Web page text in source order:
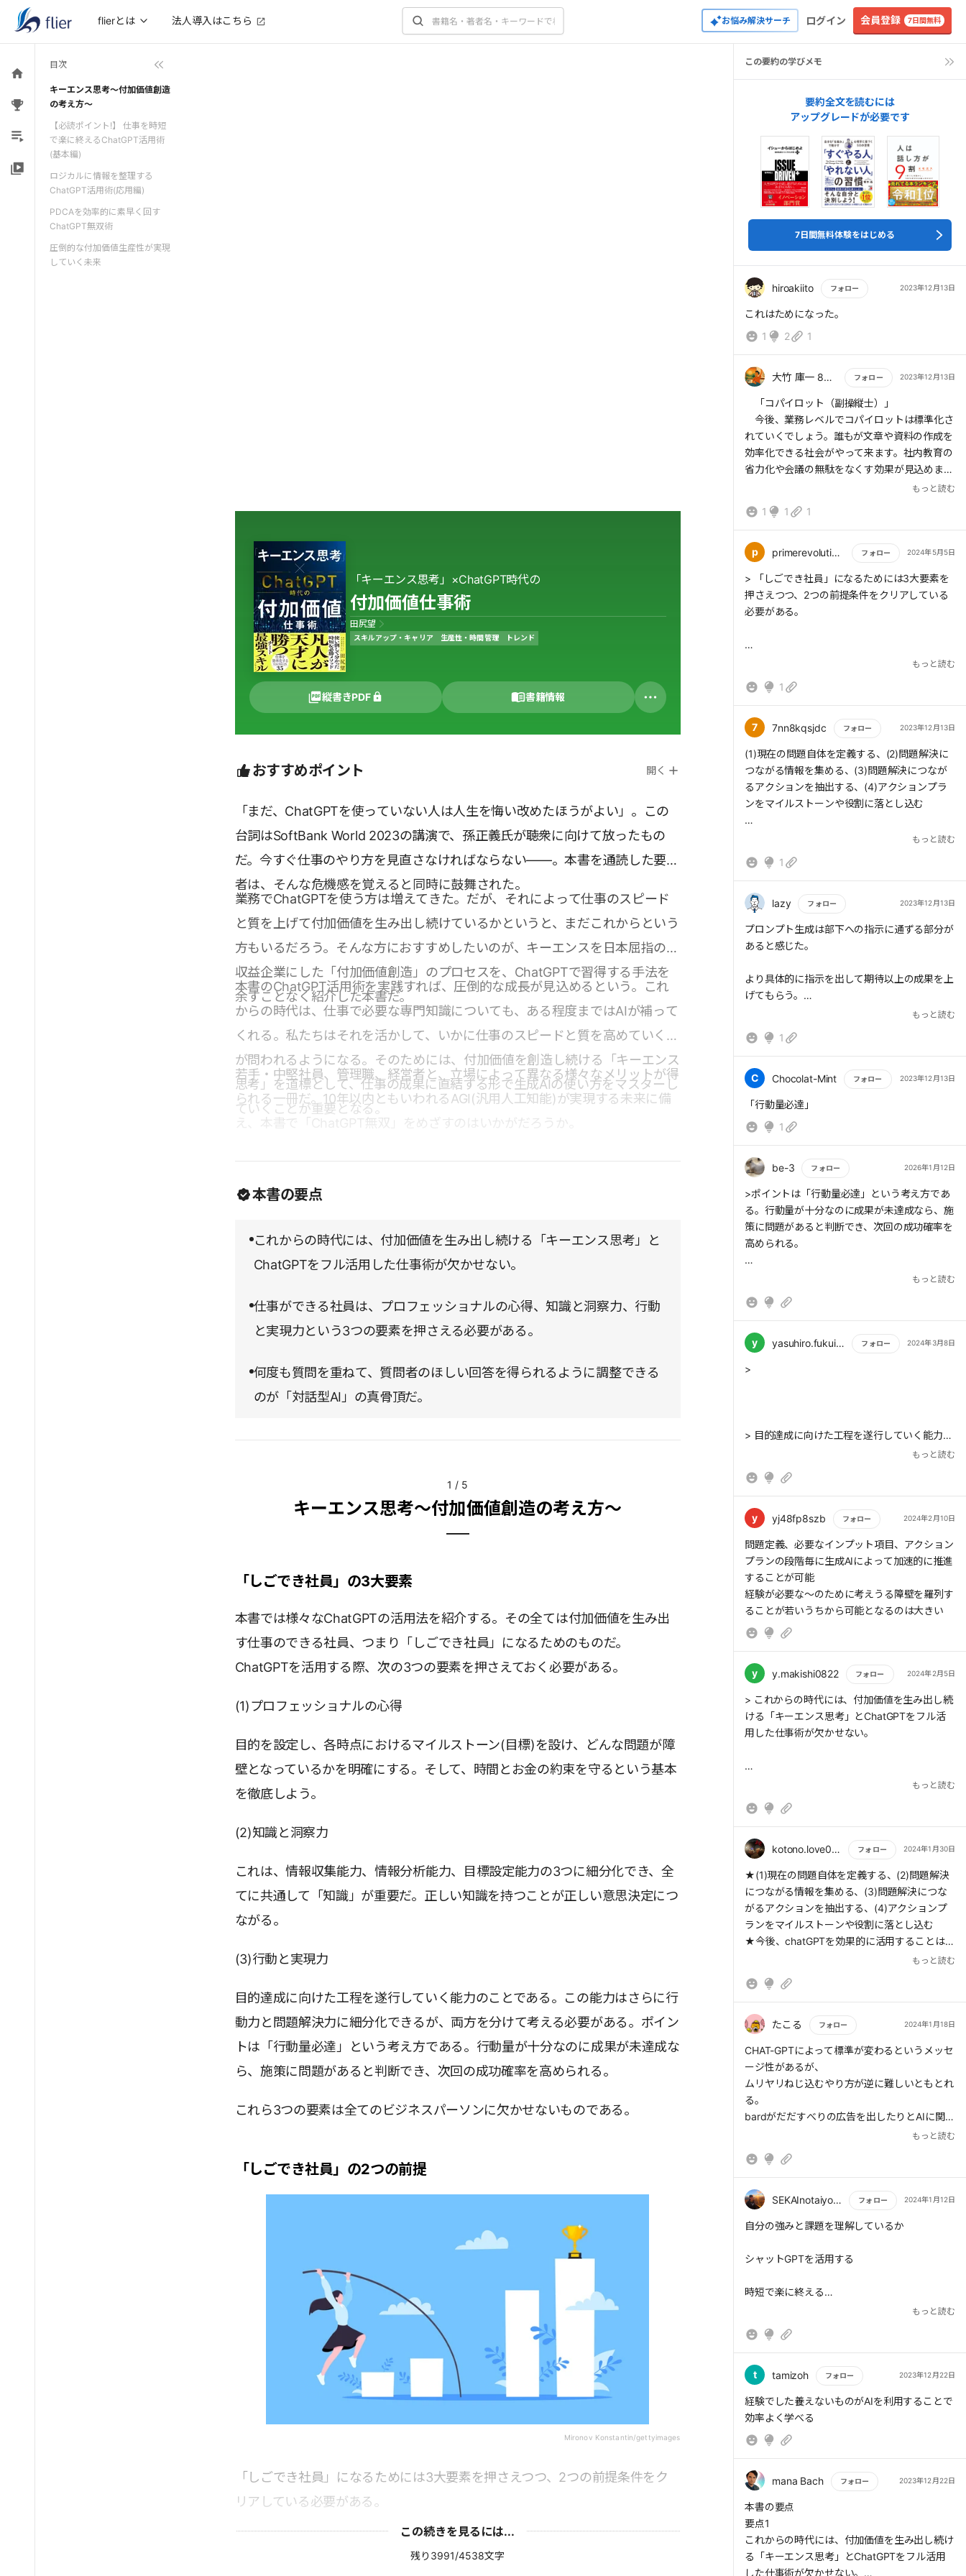
flierとは 法人導入はこちら お悩み解決サーチ ログイン 会員登録 7日間無料
目次
キーエンス思考～付加価値創造
の考え方～
【必読ポイント!】 仕事を時短
で楽に終えるChatGPT活用術
(基本編)
ロジカルに情報を整理する
ChatGPT活用術(応用編)
PDCAを効率的に素早く回す
ChatGPT無双術
圧倒的な付加価値生産性が実現
していく未来
「キーエンス思考」×ChatGPT時代の
付加価値仕事術
田尻望
スキルアップ・キャリア 生産性・時間管理 トレンド
縦書きPDF 書籍情報
おすすめポイント 開く
「まだ、ChatGPTを使っていない人は人生を悔い改めたほうがよい」。この
台詞はSoftBank World 2023の講演で、孫正義氏が聴衆に向けて放ったもの
だ。今すぐ仕事のやり方を見直さなければならない――。本書を通読した要約
者は、そんな危機感を覚えると同時に鼓舞された。
業務でChatGPTを使う方は増えてきた。だが、それによって仕事のスピード
と質を上げて付加価値を生み出し続けているかというと、まだこれからという
方もいるだろう。そんな方におすすめしたいのが、キーエンスを日本屈指の高
収益企業にした「付加価値創造」のプロセスを、ChatGPTで習得する手法を
余すことなく紹介した本書だ。
本書のChatGPT活用術を実践すれば、圧倒的な成長が見込めるという。これ
からの時代は、仕事で必要な専門知識についても、ある程度まではAIが補って
くれる。私たちはそれを活かして、いかに仕事のスピードと質を高めていくか
が問われるようになる。そのためには、付加価値を創造し続ける「キーエンス
思考」を道標として、仕事の成果に直結する形で生成AIの使い方をマスターし
ていくことが重要となる。
若手・中堅社員、管理職、経営者と、立場によって異なる様々なメリットが得
られる一冊だ。10年以内ともいわれるAGI(汎用人工知能)が実現する未来に備
え、本書で「ChatGPT無双」をめざすのはいかがだろうか。
本書の要点
これからの時代には、付加価値を生み出し続ける「キーエンス思考」と
ChatGPTをフル活用した仕事術が欠かせない。
仕事ができる社員は、プロフェッショナルの心得、知識と洞察力、行動
と実現力という3つの要素を押さえる必要がある。
何度も質問を重ねて、質問者のほしい回答を得られるように調整できる
のが「対話型AI」の真骨頂だ。
1 / 5
キーエンス思考～付加価値創造の考え方～
「しごでき社員」の3大要素
本書では様々なChatGPTの活用法を紹介する。その全ては付加価値を生み出
す仕事のできる社員、つまり「しごでき社員」になるためのものだ。
ChatGPTを活用する際、次の3つの要素を押さえておく必要がある。
(1)プロフェッショナルの心得
目的を設定し、各時点におけるマイルストーン(目標)を設け、どんな問題が障
壁となっているかを明確にする。そして、時間とお金の約束を守るという基本
を徹底しよう。
(2)知識と洞察力
これは、情報収集能力、情報分析能力、目標設定能力の3つに細分化でき、全
てに共通して「知識」が重要だ。正しい知識を持つことが正しい意思決定につ
ながる。
(3)行動と実現力
目的達成に向けた工程を遂行していく能力のことである。この能力はさらに行
動力と問題解決力に細分化できるが、両方を分けて考える必要がある。ポイン
トは「行動量必達」という考え方である。行動量が十分なのに成果が未達成な
ら、施策に問題があると判断でき、次回の成功確率を高められる。
これら3つの要素は全てのビジネスパーソンに欠かせないものである。
「しごでき社員」の2つの前提
Mironov Konstantin/gettyimages
「しごでき社員」になるためには3大要素を押さえつつ、2つの前提条件をク
リアしている必要がある。
この続きを見るには...
残り3991/4538文字
この要約の学びメモ
要約全文を読むには
アップグレードが必要です
7日間無料体験をはじめる
hiroakiito フォロー 2023年12月13日
もっと読む
これはためになった。
1
2 1
大竹 庫一 860×Kura フォロー 2023年12月13日
もっと読む
「コパイロット（副操縦士）」
今後、業務レベルでコパイロットは標準化さ
れていくでしょう。誰もが文章や資料の作成を
効率化できる社会がやって来ます。社内教育の
省力化や会議の無駄をなくす効果が見込めま
AGI(汎用人工知能)は、人間のような汎用的
て人間と同様の学習や問題解決の能力をもちま
ています。そうなれば、すべての分野で人間の
叡智を追い抜くでしょう。
何度も質問を重ねて、質問者が求めている回
型AIを活用して豊かな生活をしていきましょ
付加価値を生むためのハードルはChatGPT
さあ、全力で目の前にいる人を応援していき
ましょう。
もっと読む
1 1 1
p primerevolution21 フォロー 2024年5月5日
もっと読む
> 「しごでき社員」になるためには3大要素を
押さえつつ、2つの前提条件をクリアしている
必要がある。
持っているか」
> もう1つは「自分の強みと課題を理解してい
るか」だ。強みと課題を認識したうえで、弱点
は解消するか目立たない程度にし、強みを伸ば
していくことが求められる。
もっと読む
1
7 7nn8kqsjdc フォロー 2023年12月13日
もっと読む
(1)現在の問題自体を定義する、(2)問題解決に
つながる情報を集める、(3)問題解決につなが
るアクションを抽出する、(4)アクションプラ
ンをマイルストーンや役割に落とし込む
1つ目は、「売る」を革新するセールスコパイ
ティングコパイロット。そして3つ目は、「人
もっと読む
1
lazy フォロー 2023年12月13日
もっと読む
プロンプト生成は部下への指示に通ずる部分が
あると感じた。
より具体的に指示を出して期待以上の成果を上
げてもらう。
プロンプト生成を機に、教え方を意識するので
その理由を部下のせいにできなくなる。
GPTを使うために向き合わなければならない時
が来たのではないか。
もっと読む
1
C Chocolat-Mint フォロー 2023年12月13日
もっと読む
「行動量必達」
1
be-3 フォロー 2026年1月12日
もっと読む
>ポイントは「行動量必達」という考え方であ
る。行動量が十分なのに成果が未達成なら、施
策に問題があると判断でき、次回の成功確率を
高められる。
ChatGPTの使い方の部分よりも、「行動量必
行動量の目標であればコントロール可能。自分
もっと読む
y yasuhiro.fukui.hs フォロー 2024年3月8日
もっと読む
>
> 目的達成に向けた工程を遂行していく能力の
ことである。この能力はさらに行動力と問題解
要がある。ポイントは「行動量必達」という考
なら、施策に問題があると判断でき、次回の成
> 「しごでき社員」が目的を達成するために
は、問題解決の「魔法のプロセス」を知ってお
くとよい。このプロセスは次の4つから成る。
> (1)現在の問題自体を定義する、(2)問題解決
につながる情報を集める、(3)問題解決につな
がるアクションを抽出する、(4)アクションプ
ある。ここでもChatGPTが力を発揮する
務内容と状況を伝えた後、「想定される問題を
おう。自分では気づけなかった可能性を網羅し
てくれる。
> (2)の情報収集と(3)の問題解決につながるア
クション抽出においては、 ChatGPTにアイデ
け漏れを防ぐ。
> 最後に(4)のプロセスでは、提示されたアク
ションをマイルストーンに落とし込み、それぞ
れに要する期間を確認する。プロンプトをアレ
ンジすれば、担当者の割り振りの検討材料にも
もっと読む
y yj48fp8szb フォロー 2024年2月10日
もっと読む
問題定義、必要なインプット項目、アクション
プランの段階毎に生成AIによって加速的に推進
することが可能
経験が必要な〜のために考えうる障壁を羅列す
ることが若いうちから可能となるのは大きい
y y.makishi0822 フォロー 2024年2月5日
もっと読む
> これからの時代には、付加価値を生み出し続
ける「キーエンス思考」とChatGPTをフル活
用した仕事術が欠かせない。
心得、知識と洞察力、行動と実現力という3つ
> 何度も質問を重ねて、質問者のほしい回答を
得られるように調整できるのが「対話型AI」の
真骨頂だ。
知識と洞察力
情報分析能力、
目標設定能力の3つに細分化でき、全てに共通
して「知識」が重要だ。正しい知識を持つこと
が正しい意思決定につながる。
行動と実現力
目的達成に向けた工程を遂行していく能力のこ
行動力と問題解決力
に細分化できるが、両方を分けて考える必要が
ある。
という考え方である。
施策に問題があると判断でき、
> 1つは「高い業績を上げる強い意欲と情熱を
持っているか」。著者は、世の中には業績を上
げることに対する意欲が高くない人が多いよう
なすだけの人の選択肢(自由)はどんどん狭まっ
ていく。自らの選択肢の幅を広げるためにも業
績を上げる意欲を持とう。
> もう1つは「自分の強みと課題を理解してい
るか」だ。強みと課題を認識したうえで、弱点
もっと読む
kotono.love0612 フォロー 2024年1月30日
もっと読む
★(1)現在の問題自体を定義する、(2)問題解決
につながる情報を集める、(3)問題解決につな
がるアクションを抽出する、(4)アクションプ
ランをマイルストーンや役割に落とし込む
★今後、chatGPTを効果的に活用することは必
もっと読む
たこる フォロー 2024年1月18日
もっと読む
CHAT-GPTによって標準が変わるというメッセ
ージ性があるが、
ムリヤリねじ込むやり方が逆に難しいともとれ
る。
bardがだだすべりの広告を出したりとAIに関し
ては目覚ましい反面いろいろ壁もある。
正直ググるの形が少し変わったくらいのイメー
もっと読む
SEKAInotaiyo.yuta フォロー 2024年1月12日
もっと読む
自分の強みと課題を理解しているか
シャットGPTを活用する
時短で楽に終える
例えば、「東京・六本木で新しく富裕層向けの
焼き肉店をオープンしたいと考えています。ど
のような分析を行うべきか例を10個示してくだ
さい」と入力してみよう。すると、SWOT分析
やABC分析といった主要なフレームワークを提
示してくれる。「このケースで、実際にSWOT
分析をしてみてください」と続ければ、六本木
という場所や富裕層というターゲットに沿った
分析結果を得られる。このように、短時間で
もっと読む
t tamizoh フォロー 2023年12月22日
もっと読む
経験でした養えないものがAIを利用することで
効率よく学べる
mana Bach フォロー 2023年12月22日
もっと読む
本書の要点
要点1
これからの時代には、付加価値を生み出し続け
る「キーエンス思考」とChatGPTをフル活用
した仕事術が欠かせない。